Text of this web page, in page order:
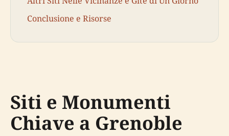
Conclusione e Risorse
Siti e Monumenti
Chiave a Grenoble